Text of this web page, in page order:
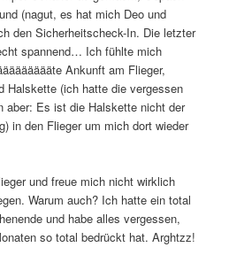
(nagut, es hat mich Deo und
den Sicherheitscheck-In. Die letzter
spannend… Ich fühlte mich
Ankunft am Flieger,
Halskette (ich hatte die vergessen
Es ist die Halskette nicht der
in den Flieger um mich dort wieder
und freue mich nicht wirklich
Warum auch? Ich hatte ein total
und habe alles vergessen,
so total bedrückt hat. Arghtzz!